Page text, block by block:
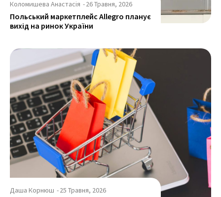
Коломишева Анастасія -26 Травня, 2026
Польський маркетплейс Allegro планує
вихід на ринок України
Даша Корнюш -25 Травня, 2026